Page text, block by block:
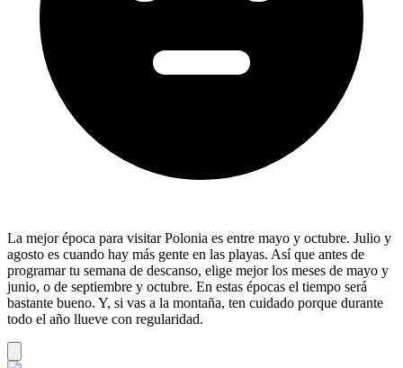
La mejor época para visitar Polonia es entre mayo y octubre. Julio y
agosto es cuando hay más gente en las playas. Así que antes de
programar tu semana de descanso, elige mejor los meses de mayo y
junio, o de septiembre y octubre. En estas épocas el tiempo será
bastante bueno. Y, si vas a la montaña, ten cuidado porque durante
todo el año llueve con regularidad.